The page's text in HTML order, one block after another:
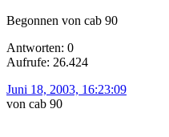
Begonnen von cab 90
Antworten: 0
Aufrufe: 26.424
Juni 18, 2003, 16:23:09
von cab 90